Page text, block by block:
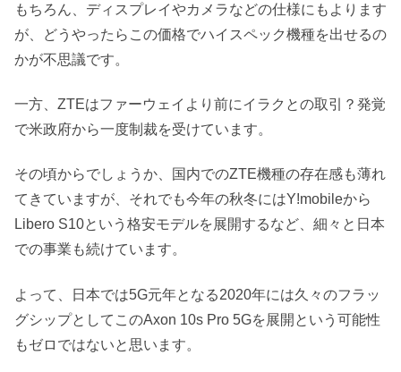
もちろん、ディスプレイやカメラなどの仕様にもよります
が、どうやったらこの価格でハイスペック機種を出せるの
かが不思議です。
一方、ZTEはファーウェイより前にイラクとの取引？発覚
で米政府から一度制裁を受けています。
その頃からでしょうか、国内でのZTE機種の存在感も薄れ
てきていますが、それでも今年の秋冬にはY!mobileから
Libero S10という格安モデルを展開するなど、細々と日本
での事業も続けています。
よって、日本では5G元年となる2020年には久々のフラッ
グシップとしてこのAxon 10s Pro 5Gを展開という可能性
もゼロではないと思います。